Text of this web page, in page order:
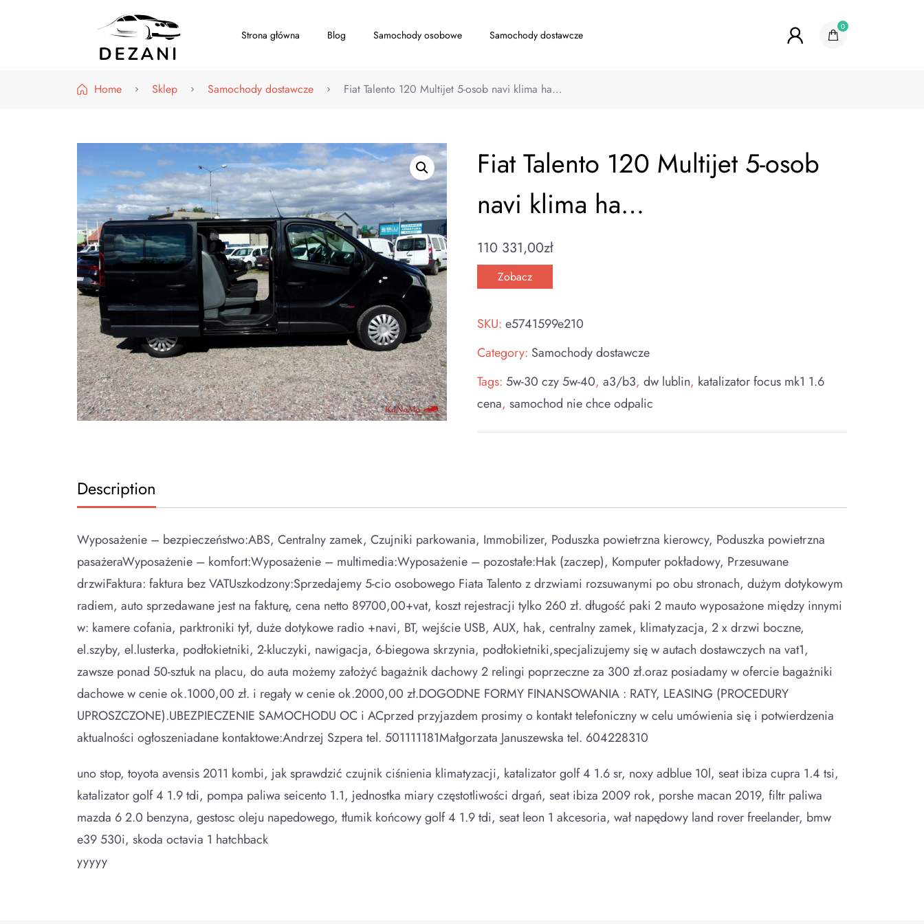
Strona główna Blog Samochody osobowe Samochody dostawcze
0
Home Sklep Samochody dostawcze Fiat Talento 120 Multijet 5-osob navi klima ha…
Fiat Talento 120 Multijet 5-osob
navi klima ha…
110 331,00zł
Zobacz
SKU:e5741599e210
Category: Samochody dostawcze
Tags:5w-30 czy 5w-40,a3/b3,dw lublin, katalizator focus mk1 1.6
cena,samochod nie chce odpalic
Description
Wyposażenie – bezpieczeństwo:ABS, Centralny zamek, Czujniki parkowania, Immobilizer, Poduszka powietrzna kierowcy, Poduszka powietrzna
pasażeraWyposażenie – komfort:Wyposażenie – multimedia:Wyposażenie – pozostałe:Hak (zaczep), Komputer pokładowy, Przesuwane
drzwiFaktura: faktura bez VATUszkodzony:Sprzedajemy 5-cio osobowego Fiata Talento z drzwiami rozsuwanymi po obu stronach, dużym dotykowym
radiem, auto sprzedawane jest na fakturę, cena netto 89700,00+vat, koszt rejestracji tylko 260 zł. długość paki 2 mauto wyposażone między innymi
w: kamere cofania, parktroniki tył, duże dotykowe radio +navi, BT, wejście USB, AUX, hak, centralny zamek, klimatyzacja, 2 x drzwi boczne,
el.szyby, el.lusterka, podłokietniki, 2-kluczyki, nawigacja, 6-biegowa skrzynia, podłokietniki,specjalizujemy się w autach dostawczych na vat1,
zawsze ponad 50-sztuk na placu, do auta możemy założyć bagażnik dachowy 2 relingi poprzeczne za 300 zł.oraz posiadamy w ofercie bagażniki
dachowe w cenie ok.1000,00 zł. i regały w cenie ok.2000,00 zł.DOGODNE FORMY FINANSOWANIA : RATY, LEASING (PROCEDURY
UPROSZCZONE).UBEZPIECZENIE SAMOCHODU OC i ACprzed przyjazdem prosimy o kontakt telefoniczny w celu umówienia się i potwierdzenia
aktualności ogłoszeniadane kontaktowe:Andrzej Szpera tel. 501111181Małgorzata Januszewska tel. 604228310
uno stop, toyota avensis 2011 kombi, jak sprawdzić czujnik ciśnienia klimatyzacji, katalizator golf 4 1.6 sr, noxy adblue 10l, seat ibiza cupra 1.4 tsi,
katalizator golf 4 1.9 tdi, pompa paliwa seicento 1.1, jednostka miary częstotliwości drgań, seat ibiza 2009 rok, porshe macan 2019, filtr paliwa
mazda 6 2.0 benzyna, gestosc oleju napedowego, tłumik końcowy golf 4 1.9 tdi, seat leon 1 akcesoria, wał napędowy land rover freelander, bmw
e39 530i, skoda octavia 1 hatchback
yyyyy